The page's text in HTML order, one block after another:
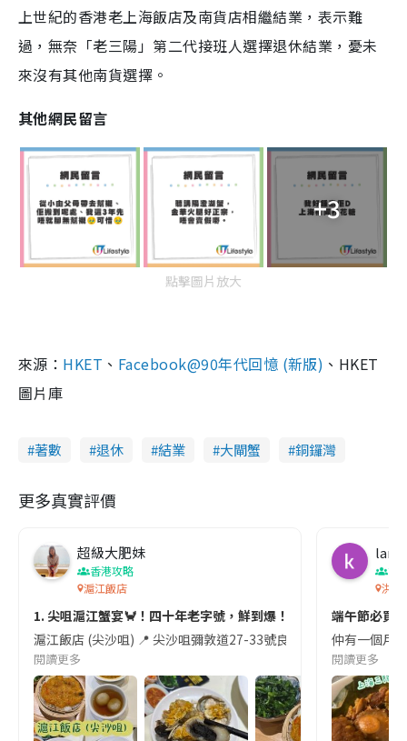
上世紀的香港老上海飯店及南貨店相繼結業，表示難
過，無奈「老三陽」第二代接班人選擇退休結業，憂未
來沒有其他南貨選擇。
其他網民留言
+3
點擊圖片放大
來源： HKET 、 Facebook@90年代回憶 (新版) 、HKET
圖片庫
著數 退休 結業 大閘蟹 銅鑼灣
更多真實評價
超級大肥妹
香港攻略
滬江飯店
1. 尖咀滬江蟹宴🦀！四十年老字號，鮮到爆！😋
滬江飯店 (尖沙咀) 📍 尖沙咀彌敦道27-33號良士大廈地庫(北京道
閱讀更多
lam
節
洪記
端午節必買
仲有一個月
閱讀更多